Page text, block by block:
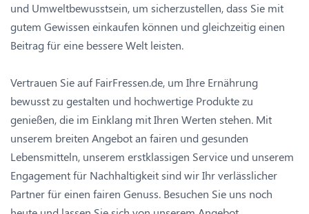
und Umweltbewusstsein, um sicherzustellen, dass Sie mit
gutem Gewissen einkaufen können und gleichzeitig einen
Beitrag für eine bessere Welt leisten.
Vertrauen Sie auf FairFressen.de, um Ihre Ernährung
bewusst zu gestalten und hochwertige Produkte zu
genießen, die im Einklang mit Ihren Werten stehen. Mit
unserem breiten Angebot an fairen und gesunden
Lebensmitteln, unserem erstklassigen Service und unserem
Engagement für Nachhaltigkeit sind wir Ihr verlässlicher
Partner für einen fairen Genuss. Besuchen Sie uns noch